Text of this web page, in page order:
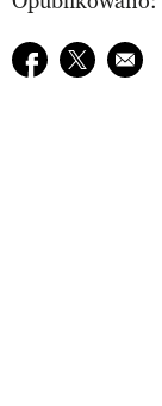
Udostępnij na
E-